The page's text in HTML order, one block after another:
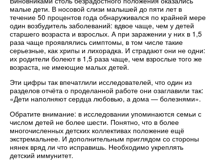
малые дети. В носовой слизи малышей до пяти лет в
течение 50 процентов года обнаруживался по крайней мере
один возбудитель заболеваний: вдвое чаще, чем у детей
старшего возраста и взрослых. А при заражении у них в 1,5
раза чаще проявлялись симптомы, в том числе такие
серьезные, как хрипы и лихорадка. И страдают они не одни:
их родители болеют в 1,5 раза чаще, чем взрослые того же
возраста, не имеющие малых детей.
Эти цифры так впечатлили исследователей, что один из
разделов отчёта о проделанной работе они озаглавили так:
«Дети наполняют сердца любовью, а дома — болезнями».
Обратите внимание: в исследовании упоминаются семьи с
числом детей не более шести. Понятно, что в более
многочисленных детских коллективах положение ещё
экстремальнее. И дополнительным приглядом со стороны
нянек вряд ли что исправишь. Необходимо укреплять
детский иммунитет.